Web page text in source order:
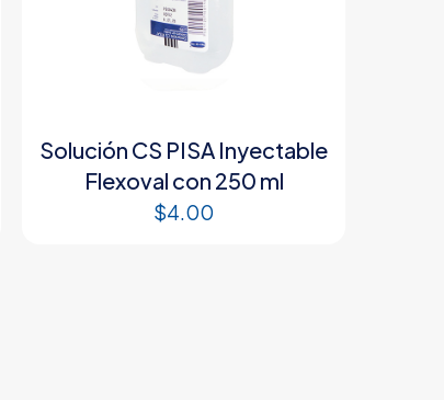
Solución CS PISA Inyectable
Flexoval con 250 ml
$4.00